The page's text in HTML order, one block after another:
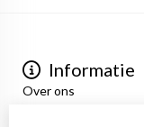
Informatie
Over ons